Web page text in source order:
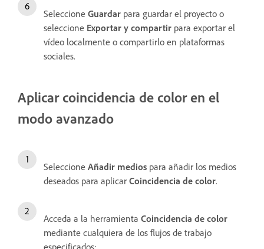
Seleccione Guardar para guardar el proyecto o
seleccione Exportar y compartir para exportar el
vídeo localmente o compartirlo en plataformas
sociales.
Aplicar coincidencia de color en el
modo avanzado
Seleccione Añadir medios para añadir los medios
deseados para aplicar Coincidencia de color.
Acceda a la herramienta Coincidencia de color
mediante cualquiera de los flujos de trabajo